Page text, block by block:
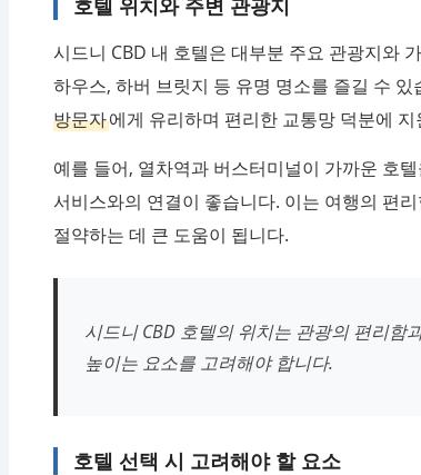
호텔 위치와 주변 관광지
시드니 CBD 내 호텔은 대부분 주요 관광지와
하우스, 하버 브릿지 등 유명 명소를 즐길 수
방문자에게 유리하며 편리한 교통망 덕분에
예를 들어, 열차역과 버스터미널이 가까운 호
서비스와의 연결이 좋습니다. 이는 여행의 편
절약하는 데 큰 도움이 됩니다.
시드니 CBD 호텔의 위치는 관광의 편리함
높이는 요소를 고려해야 합니다.
호텔 선택 시 고려해야 할 요소